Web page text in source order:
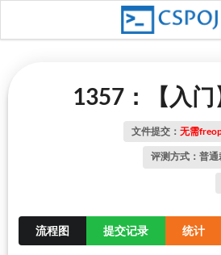
1357：【入
文件提交： 无需
评测方式：普通
流程图 提交记录 统计